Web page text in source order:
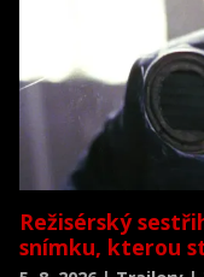
Režisérský
snímku, kterou